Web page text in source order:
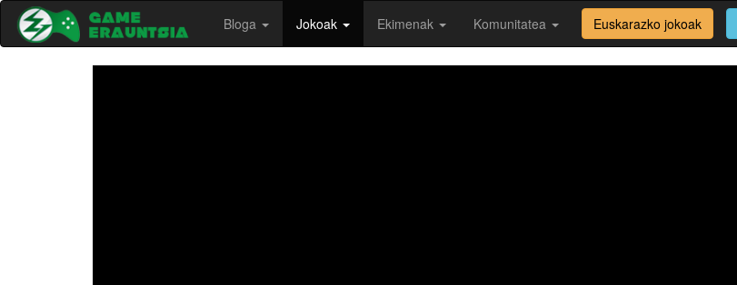
Bloga Jokoak Ekimenak Komunitatea Euskarazko jokoak